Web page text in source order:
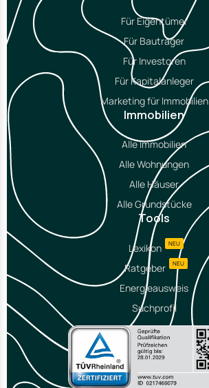
Für Eigentümer
Für Bauträger
Für Investoren
Für Kapitalanleger
Marketing für Immobilien
Immobilien
Alle Immobilien
Alle Wohnungen
Alle Häuser
Alle Grundstücke
Tools
Lexikon NEU
Ratgeber NEU
Energieausweis
Suchprofil